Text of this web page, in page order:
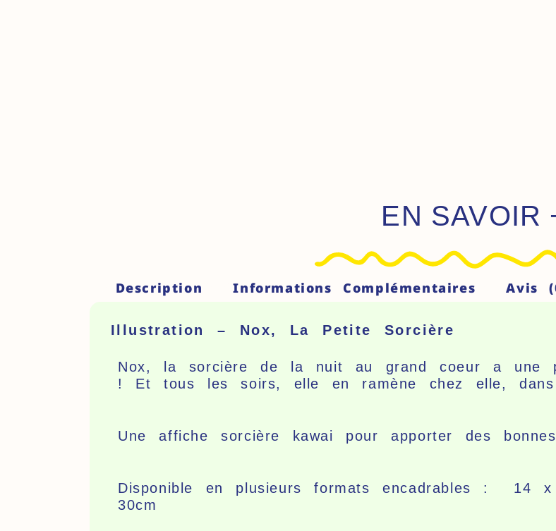
EN SAVOIR
Description Informations Complémentaires Avis
Illustration – Nox, La Petite Sorcière
Nox, la sorcière de la nuit au grand coeur a une
! Et tous les soirs, elle en ramène chez elle,
Une affiche sorcière kawai pour apporter des
Disponible en plusieurs formats encadrables :
30cm